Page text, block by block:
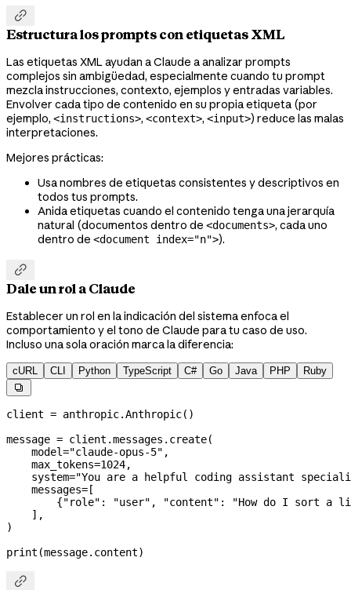

Estructura los prompts con etiquetas XML
Las etiquetas XML ayudan a Claude a analizar prompts
complejos sin ambigüedad, especialmente cuando tu prompt
mezcla instrucciones, contexto, ejemplos y entradas variables.
Envolver cada tipo de contenido en su propia etiqueta (por
ejemplo, <instructions>, <context>, <input>) reduce las malas
interpretaciones.
Mejores prácticas:
Usa nombres de etiquetas consistentes y descriptivos en
todos tus prompts.
Anida etiquetas cuando el contenido tenga una jerarquía
natural (documentos dentro de <documents>, cada uno
dentro de <document index="n">).

Dale un rol a Claude
Establecer un rol en la indicación del sistema enfoca el
comportamiento y el tono de Claude para tu caso de uso.
Incluso una sola oración marca la diferencia:
cURL CLI Python TypeScript C# Go Java PHP Ruby

client = anthropic.Anthropic()
message = client.messages.create(
    model
="claude-opus-5" ,
    max_tokens
=1024,
    system
="You are a helpful coding assistant
    messages
= [
        {
"role" : "user" , "content" :
"How do I sort a
    ],
)
print (message.content)
